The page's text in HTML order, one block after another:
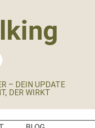
– DEIN UPDATE
DER WIRKT